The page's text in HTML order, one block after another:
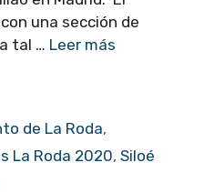
una sección de
tal … Leer más
de La Roda,
La Roda 2020, Siloé